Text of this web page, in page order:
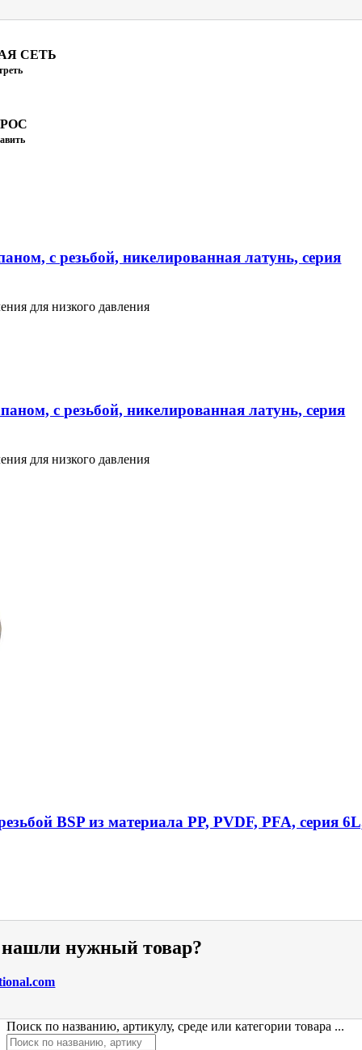
СЕТЬ
с резьбой, никелированная латунь, серия
для низкого давления
с резьбой, никелированная латунь, серия
для низкого давления
BSP из материала PP, PVDF, PFA, серия
нужный товар?
Поиск по названию, артикулу, среде или категории товара ...